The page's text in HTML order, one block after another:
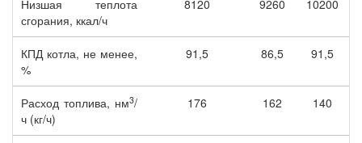
Низшая теплота
сгорания, ккал/ч
8120 9260 10200
КПД котла, не менее,
%
91,5 86,5 91,5
Расход топлива, нм3/
ч (кг/ч)
176 162 140